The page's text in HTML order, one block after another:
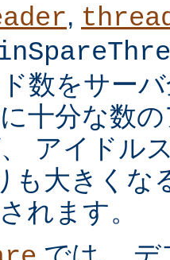
,
数をサー
十分な数
アイドル
も大きくな
れます。